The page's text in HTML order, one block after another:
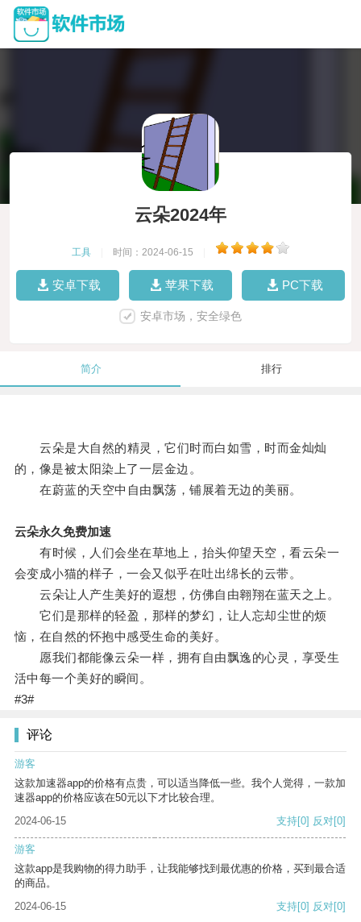
云朵2024年
工具 时间：2024-06-15
安卓下载 苹果下载 PC下载
安卓市场，安全绿色
简介 排行
云朵是大自然的精灵，它们时而白如雪，时而金灿灿
的，像是被太阳染上了一层金边。
在蔚蓝的天空中自由飘荡，铺展着无边的美丽。
云朵永久免费加速
有时候，人们会坐在草地上，抬头仰望天空，看云朵一
会变成小猫的样子，一会又似乎在吐出绵长的云带。
云朵让人产生美好的遐想，仿佛自由翱翔在蓝天之上。
它们是那样的轻盈，那样的梦幻，让人忘却尘世的烦
恼，在自然的怀抱中感受生命的美好。
愿我们都能像云朵一样，拥有自由飘逸的心灵，享受生
活中每一个美好的瞬间。
#3#
评论
游客
这款加速器app的价格有点贵，可以适当降低一些。我个人觉得，一款加
速器app的价格应该在50元以下才比较合理。
2024-06-15
支持[0] 反对[0]
游客
这款app是我购物的得力助手，让我能够找到最优惠的价格，买到最合适
的商品。
2024-06-15
支持[0] 反对[0]